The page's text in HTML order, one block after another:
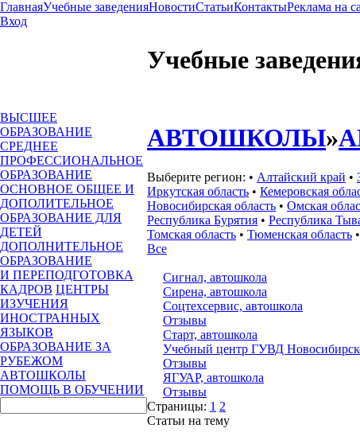
ГлавнаяУчебные заведенияНовостиСтатьиКонтактыРеклама на
Вход
ВЫСШЕЕ
ОБРАЗОВАНИЕ
СРЕДНЕЕ
ПРОФЕССИОНАЛЬНОЕ
ОБРАЗОВАНИЕ
ОСНОВНОЕ ОБЩЕЕ И
ДОПОЛИТЕЛЬНОЕ
ОБРАЗОВАНИЕ ДЛЯ
ДЕТЕЙ
ДОПОЛНИТЕЛЬНОЕ
ОБРАЗОВАНИЕ
И ПЕРЕПОДГОТОВКА
КАДРОВ ЦЕНТРЫ
ИЗУЧЕНИЯ
ИНОСТРАННЫХ
ЯЗЫКОВ
ОБРАЗОВАНИЕ ЗА
РУБЕЖОМ
АВТОШКОЛЫ
ПОМОЩЬ В ОБУЧЕНИИ
Учебные
АВТОШКОЛЫ»
Выберите регион: • Алтайский край •
Иркутская область • Кемеровская
Новосибирская область • Омская
Республика Бурятия • Республика
Томская область • Тюменская область •
Все
Сигнал, автошкола
Сирена, автошкола
Соцтехсервис, автошкола
Отзывы
Старт, автошкола
Учебный центр ГУВД
Отзывы
ЯГУАР, автошкола
Отзывы
Страницы: 1 2
Статьи на тему